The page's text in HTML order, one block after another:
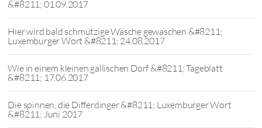
&#8211; 01.09.2017
Hier wird bald schmutzige Wäsche gewaschen &#8211;
Luxemburger Wort &#8211; 24.08.2017
Wie in einem kleinen gallischen Dorf &#8211; Tageblatt
&#8211; 17.06.2017
Die spinnen, die Differdinger &#8211; Luxemburger Wort
&#8211; Juni 2017